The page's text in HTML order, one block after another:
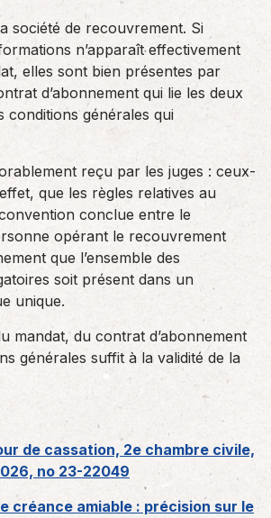
société de recouvrement. Si
n’apparaît effectivement
elles sont bien présentes par
d’abonnement qui lie les deux
conditions générales qui
reçu par les juges : ceux-
que les règles relatives au
conclue entre le
opérant le recouvrement
que l’ensemble des
soit présent dans un
unique.
mandat, du contrat d’abonnement
générales suffit à la validité de la
de cassation, 2e chambre civile,
no 23-22049
créance amiable : précision sur le